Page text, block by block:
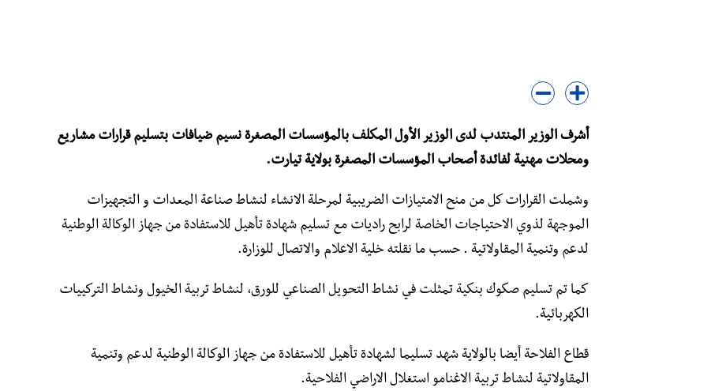
أشرف الوزير المنتدب لدى الوزير الأول المكلف بالمؤسسات المصغرة نسيم ضيافات بتسليم قرارات مشاريع
ومحلات مهنية لفائدة أصحاب المؤسسات المصغرة بولاية تيارت.
وشملت القرارات كل من منح الامتيازات الضريبية لمرحلة الانشاء لنشاط صناعة المعدات و التجهيزات
الموجهة لذوي الاحتياجات الخاصة لرابح راديات مع تسليم شهادة تأهيل للاستفادة من جهاز الوكالة الوطنية
لدعم وتنمية المقاولاتية . حسب ما نقلته خلية الاعلام والاتصال للوزارة.
كما تم تسليم صكوك بنكية تمثلت في نشاط التحويل الصناعي للورق، لنشاط تربية الخيول ونشاط التركييات
الكهربائية.
قطاع الفلاحة أيضا بالولاية شهد تسليما لشهادة تأهيل للاستفادة من جهاز الوكالة الوطنية لدعم وتنمية
المقاولاتية لنشاط تربية الاغنامو استغلال الاراضي الفلاحية.